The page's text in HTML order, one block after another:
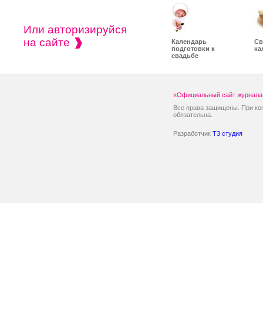
Или авторизируйся
на сайте
Календарь
подготовки к
свадьбе
«Официальный сайт журнала
Все права защищены. При
обязательна.
Разработчик T3 студия